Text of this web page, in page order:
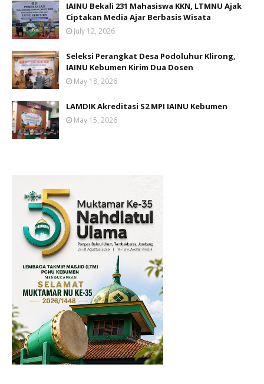
IAINU Bekali 231 Mahasiswa KKN, LTMNU Ajak
Ciptakan Media Ajar Berbasis Wisata
July 12, 2026
Seleksi Perangkat Desa Podoluhur Klirong,
IAINU Kebumen Kirim Dua Dosen
May 18, 2026
LAMDIK Akreditasi S2 MPI IAINU Kebumen
May 15, 2026